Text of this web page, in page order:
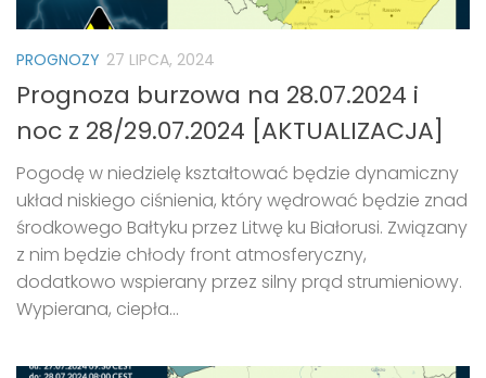
PROGNOZY 27 LIPCA, 2024
Prognoza burzowa na 28.07.2024 i
noc z 28/29.07.2024 [AKTUALIZACJA]
Pogodę w niedzielę kształtować będzie dynamiczny
układ niskiego ciśnienia, który wędrować będzie znad
środkowego Bałtyku przez Litwę ku Białorusi. Związany
z nim będzie chłody front atmosferyczny,
dodatkowo wspierany przez silny prąd strumieniowy.
Wypierana, ciepła...